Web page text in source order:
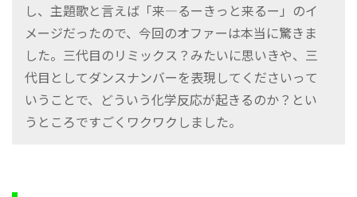
し、主題歌と言えば「来―るーきっと来るー」のイ
メージだったので、今回のオファーは本当に驚きま
した。三代目のリミックス？みたいに思いきや、三
代目としてダンスナンバーを表現してくださいって
いうことで、どういう化学反応が起きるのか？とい
うところですごくワクワクしました。